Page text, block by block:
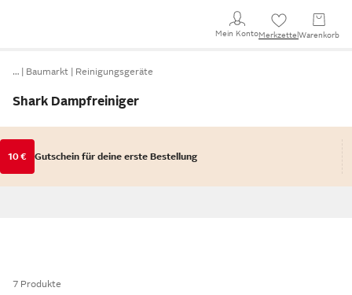
Mein KontoMerkzettel Warenkorb
… Baumarkt Reinigungsgeräte
Shark Dampfreiniger
10 € Gutschein für deine erste Bestellung
7 Produkte